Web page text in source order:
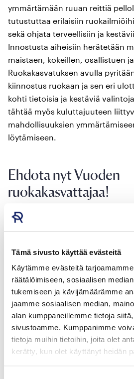
Tämä sivusto käyttää evästeitä
Käytämme evästeitä
räätälöimiseen, sosiaalisen
tukemiseen ja kävijämäärämme
jaamme sosiaalisen median,
alan kumppaneillemme tietoja
sivustoamme. Kumppanimme
tietoja muihin tietoihin, joita olet
kerätty, kun olet käyttänyt heidän
ymmärtämään ruuan reittiä
tutustuttaa erilaisiin
sekä ohjata terveellisiin ja
Innostusta aiheisiin herätetään
maistaen, kokeillen, osallistuen
Ruokakasvatuksen avulla
kiinnostus ruokaan ja sen eri
kohti tietoisia ja kestäviä
tähtää myös kuluttajuuteen
mahdollisuuksien
löytämiseen.
Ehdota nyt Vuoden
ruokakasvattajaa!
Vuoden ruokakasvattaja voi olla
tai yhdistys, joka toimii
parissa. Esityksen Vuoden
sekä yksityinen henkilö että
työyhteisö tai työnantaja.
tunnustuksen saajan 500 euron
huomionosoituksella. Vuoden
ehdotuksen voi jättää alla
31.3.